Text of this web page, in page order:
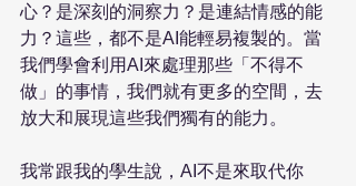
心？是深刻的洞察力？是連結情感的能
力？這些，都不是AI能輕易複製的。當
我們學會利用AI來處理那些「不得不
做」的事情，我們就有更多的空間，去
放大和展現這些我們獨有的能力。
我常跟我的學生說，AI不是來取代你